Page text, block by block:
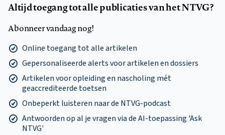
Altijd toegang tot alle publicaties van het NTVG?
Abonneer vandaag nog!
Online toegang tot alle artikelen
Gepersonaliseerde alerts voor artikelen en dossiers
Artikelen voor opleiding en nascholing mét
geaccrediteerde toetsen
Onbeperkt luisteren naar de NTVG-podcast
Antwoorden op al je vragen via de AI-toepassing 'Ask
NTVG'